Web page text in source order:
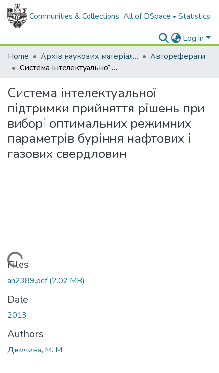
Communities & Collections All of DSpace Statistics
Log In
Home
Архів наукових матеріалів
Автореферати
Система інтелектуальної підтримки прийняття рішень при виборі оптимальних режимних параметрів буріння нафтових і газових свердловин
Система інтелектуальної
підтримки прийняття рішень при
виборі оптимальних режимних
параметрів буріння нафтових і
газових свердловин
Files
an2389.pdf(2.02 MB)
Date
2013
Authors
Демчина, М. М.